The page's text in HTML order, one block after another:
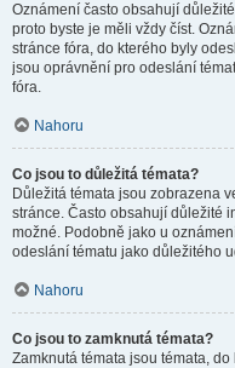
Oznámení často obsahují
proto byste je měli vždy číst.
stránce fóra, do kterého byly
jsou oprávnění pro odeslání
fóra.
Nahoru
Co jsou to důležitá témata?
Důležitá témata jsou zobrazena
stránce. Často obsahují důležité
možné. Podobně jako u
odeslání tématu jako důležitého
Nahoru
Co jsou to zamknutá témata?
Zamknutá témata jsou témata,